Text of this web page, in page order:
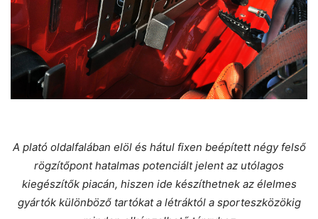
A plató oldalfalában elöl és hátul fixen beépített négy felső
rögzítőpont hatalmas potenciált jelent az utólagos
kiegészítők piacán, hiszen ide készíthetnek az élelmes
gyártók különböző tartókat a létráktól a sporteszközökig